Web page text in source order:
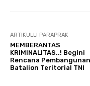
ARTIKULLI PARAPRAK
MEMBERANTAS
KRIMINALITAS..! Begini
Rencana
Batalion Teritorial TNI